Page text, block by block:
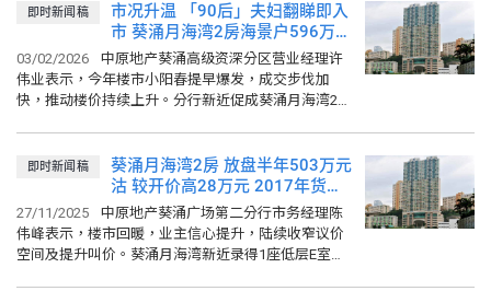
九龙 (07/08/2026)159.21
比上週
0.3% 比上月
1.19%
新界东 (07/08/2026)176.95
比上週
1.78% 比上月 2.4%
即时新闻稿
市况升温 「90后」夫妇翻睇即入
市 葵涌月海湾2房海景户596万元
成交
03/02/2026
中原地产葵涌高级资深分区营业经理许
伟业表示，今年楼市小阳春提早爆发，成交步伐加
快，推动楼价持续上升。分行新近促成葵涌月海湾2座
即时新闻稿
葵涌月海湾2房 放盘半年503万元
沽 较开价高28万元 2017年货升
值2.7%
27/11/2025
中原地产葵涌广场第二分行市务经理陈
伟峰表示，楼市回暖，业主信心提升，陆续收窄议价
空间及提升叫价。葵涌月海湾新近录得1座低层E室成